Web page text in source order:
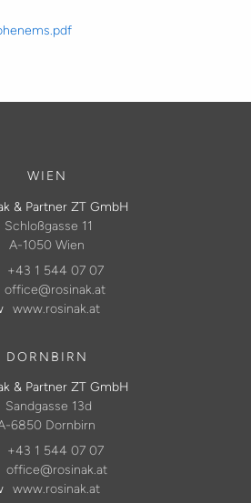
WIEN
& Partner ZT GmbH
Schloßgasse 11
A-1050 Wien
+43 1 544 07 07
office@rosinak.at
www.rosinak.at
DORNBIRN
& Partner ZT GmbH
Sandgasse 13d
6850 Dornbirn
+43 1 544 07 07
office@rosinak.at
www.rosinak.at